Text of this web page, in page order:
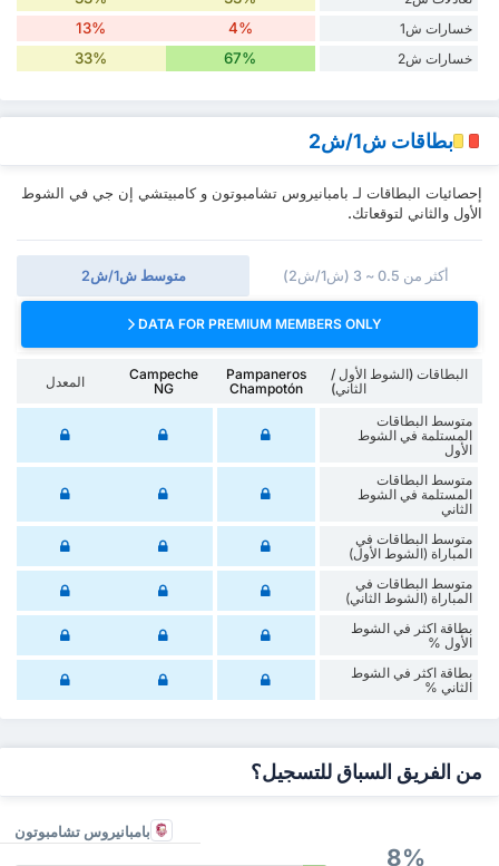
خسارات ش1 4%
13%
خسارات ش2 67%
33%
بطاقات ش1/ش2
إحصائيات البطاقات لـ بامبانيروس تشامبوتون و كامبيتشي إن جي في الشوط
الأول والثاني لتوقعاتك.
متوسط ش1/ش2 أكثر من 0.5 ~ 3 (ش1/ش2)
DATA FOR PREMIUM MEMBERS ONLY
البطاقات (الشوط الأول /
الثاني)
Pampaneros
Champotón
Campeche
NG
المعدل
متوسط البطاقات
المستلمة في الشوط
الأول
متوسط البطاقات
المستلمة في الشوط
الثاني
متوسط البطاقات في
المباراة (الشوط الأول)
متوسط البطاقات في
المباراة (الشوط الثاني)
‏بطاقة اكثر في الشوط
الأول %
‏بطاقة اكثر في الشوط
‏الثاني %
من الفريق السباق للتسجيل؟
بامبانيروس تشامبوتون
8%